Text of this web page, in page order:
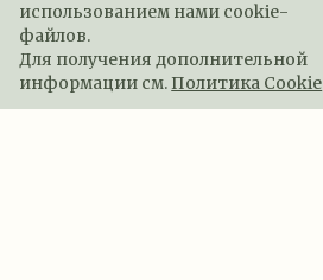
использованием нами cookie-
файлов.
Для получения дополнительной
информации см.Политика Cookie